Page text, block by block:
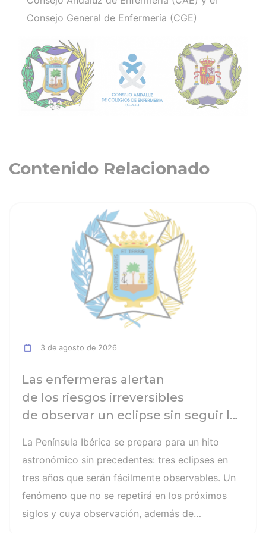
Consejo General de Enfermería (CGE)
Contenido Relacionado
3 de agosto de 2026
Las enfermeras alertan
de los riesgos irreversibles
de observar un eclipse sin seguir las
solar es el mayor de los peligros
La Península Ibérica se prepara para un hito
astronómico sin precedentes: tres eclipses en
tres años que serán fácilmente observables. Un
fenómeno que no se repetirá en los próximos
siglos y cuya observación, además de